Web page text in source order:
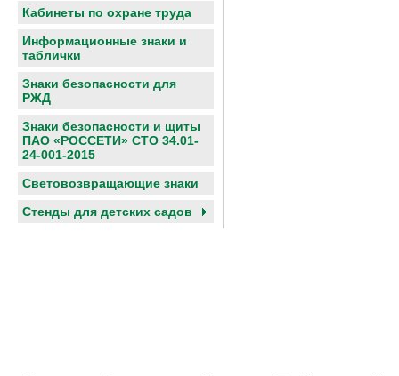
Кабинеты по охране труда
Информационные знаки и
таблички
Знаки безопасности для
РЖД
Знаки безопасности и щиты
ПАО «РОССЕТИ» СТО 34.01-
24-001-2015
Световозвращающие знаки
Cтенды для детских садов